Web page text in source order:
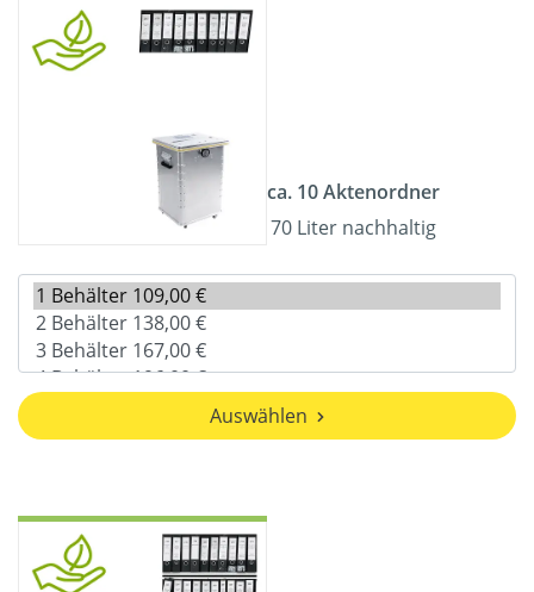
ca. 10 Aktenordner
70 Liter nachhaltig
Auswählen